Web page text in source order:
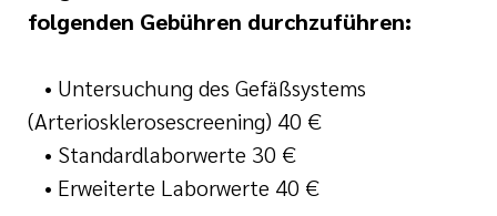
folgenden Gebühren durchzuführen:
• Untersuchung des Gefäßsystems
(Arteriosklerosescreening) 40 €
• Standardlaborwerte 30 €
• Erweiterte Laborwerte 40 €